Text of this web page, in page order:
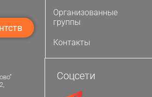
Организованные
группы
Контакты
Соцсети